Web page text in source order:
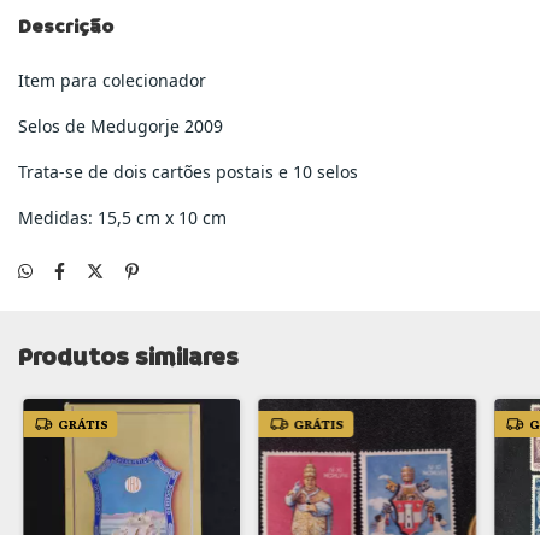
Descrição
Item para colecionador
Selos de Medugorje 2009
Trata-se de dois cartões postais e 10 selos
Medidas: 15,5 cm x 10 cm
Produtos similares
GRÁTIS GRÁTIS